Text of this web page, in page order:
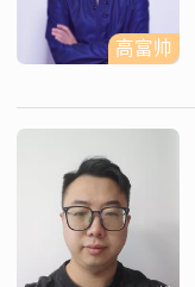
高富帅